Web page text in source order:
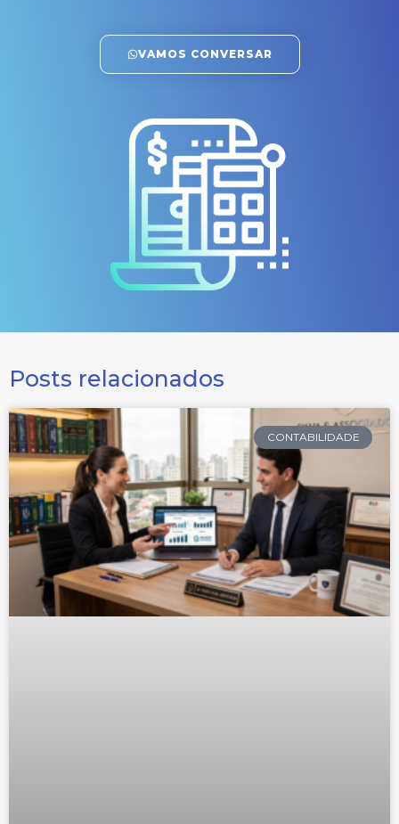
VAMOS CONVERSAR
Posts relacionados
CONTABILIDADE